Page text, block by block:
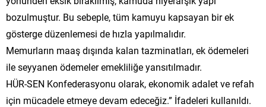
bozulmuştur. Bu sebeple, tüm kamuyu kapsayan bir ek
gösterge düzenlemesi de hızla yapılmalıdır.
Memurların maaş dışında kalan tazminatları, ek ödemeleri
ile seyyanen ödemeler emekliliğe yansıtılmadır.
HÜR-SEN Konfederasyonu olarak, ekonomik adalet ve refah
için mücadele etmeye devam edeceğiz.” İfadeleri kullanıldı.